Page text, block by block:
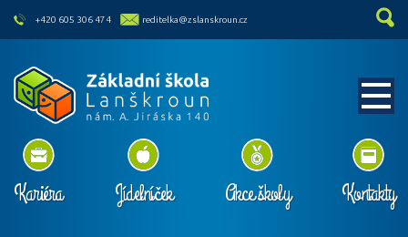
skip to main content
+420 605 306 474 reditelka@zslanskroun.cz
Kariéra Jídelníček Akce školy Kontakty